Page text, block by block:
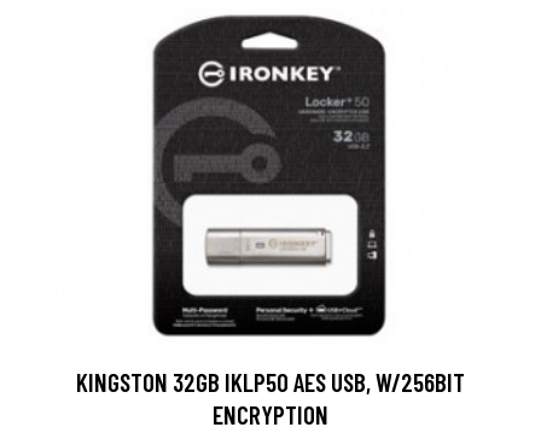
KINGSTON 32GB IKLP50 AES USB, W/256BIT
ENCRYPTION